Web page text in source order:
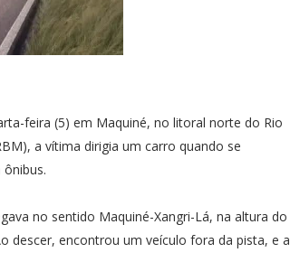
feira (5) em Maquiné, no litoral norte do Rio
a vítima dirigia um carro quando se
no sentido Maquiné-Xangri-Lá, na altura do
descer, encontrou um veículo fora da pista, e a